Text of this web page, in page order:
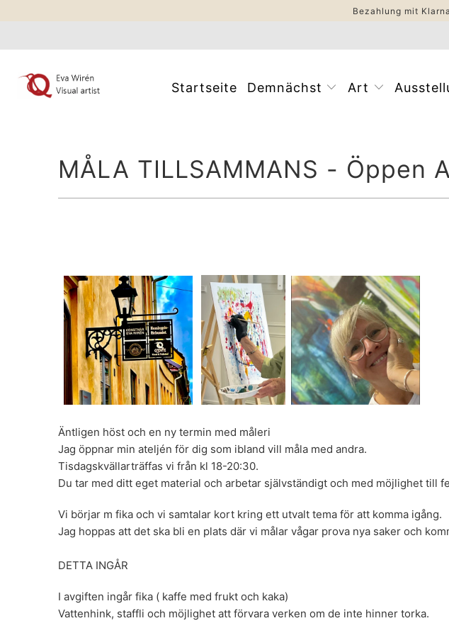
Bezahlung mit
Startseite Demnächst Art
MÅLA TILLSAMMANS - Öppen
Äntligen höst och en ny termin med måleri
Jag öppnar min ateljén för dig som ibland vill måla med andra.
Tisdagskvällarträffas vi från kl 18-20:30.
Du tar med ditt eget material och arbetar självständigt och med möjlighet till
Vi börjar m fika och vi samtalar kort kring ett utvalt tema för att komma igång.
Jag hoppas att det ska bli en plats där vi målar vågar prova nya saker och
DETTA INGÅR
I avgiften ingår fika ( kaffe med frukt och kaka)
Vattenhink, staffli och möjlighet att förvara verken om de inte hinner torka.